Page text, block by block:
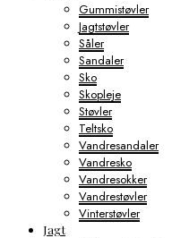
Gummistøvler
Jagtstøvler
Såler
Sandaler
Sko
Skopleje
Støvler
Teltsko
Vandresandaler
Vandresko
Vandresokker
Vandrestøvler
Vinterstøvler
Jagt